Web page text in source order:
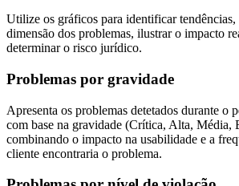
Utilize os gráficos para identificar tendências,
dimensão dos problemas, ilustrar o impacto
determinar o risco jurídico.
Problemas por gravidade
Apresenta os problemas detetados durante o
com base na gravidade (Crítica, Alta, Média,
combinando o impacto na usabilidade e a
cliente encontraria o problema.